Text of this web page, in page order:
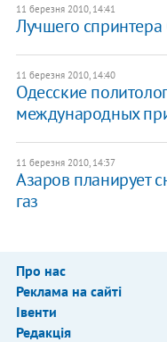
11 березня 2010, 14:41
Лучшего
11 березня 2010, 14:40
Одесские
международных
11 березня 2010, 14:37
Азаров планирует
газ
Про нас
Реклама на сайті
Івенти
Редакція